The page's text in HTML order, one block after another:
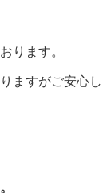
ります。
ますがご安心し